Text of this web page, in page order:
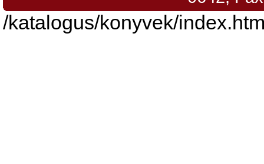
/katalogus/konyvek/